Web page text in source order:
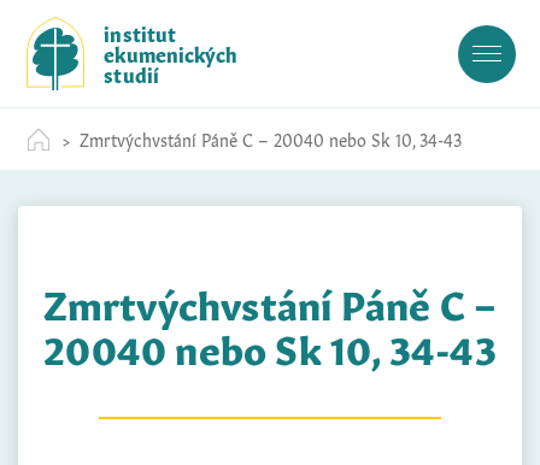
c
institut
ekumenických
studií
Zmrtvýchvstání Páně C – 20040 nebo Sk 10, 34-43
Zmrtvýchvstání Páně C –
20040 nebo Sk 10, 34-43